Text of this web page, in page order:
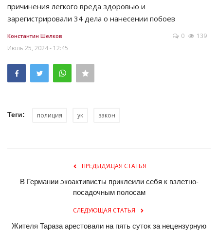
причинения легкого вреда здоровью и
зарегистрировали 34 дела о нанесении побоев
Константин Шелков
Июль 25, 2024 - 12:45
0 139
Теги: полиция ук закон
ПРЕДЫДУЩАЯ СТАТЬЯ
В Германии экоактивисты приклеили себя к взлетно-
посадочным полосам
СЛЕДУЮЩАЯ СТАТЬЯ
Жителя Тараза арестовали на пять суток за нецензурную